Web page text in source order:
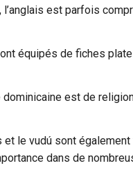
est parfois
équipés de fiches
est de
le vudú sont
dans de